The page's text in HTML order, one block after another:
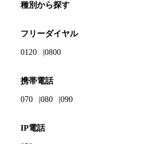
種別から探す
フリーダイヤル
0120 0800
携帯電話
070 080 090
IP電話